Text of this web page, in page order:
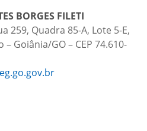
BORGES FILETI
259, Quadra 85-A, Lote 5-E,
Goiânia/GO – CEP 74.610-